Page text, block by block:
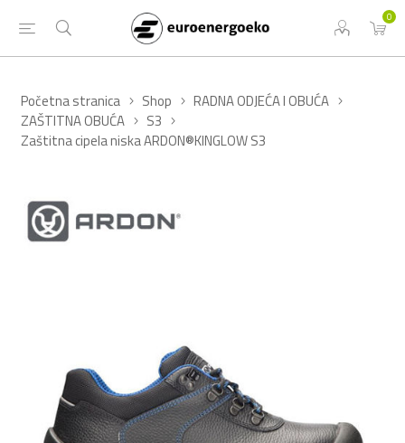
0
Početna stranica Shop
RADNA ODJEĆA I OBUĆA
ZAŠTITNA OBUĆA
S3
Zaštitna cipela niska ARDON®KINGLOW S3